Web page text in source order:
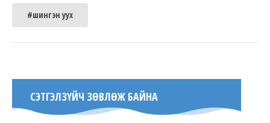
#шингэн уух
СЭТГЭЛЗҮЙЧ ЗӨВЛӨЖ БАЙНА